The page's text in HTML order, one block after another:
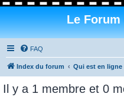
Le Forum
FAQ
Index du forum Qui est en ligne
Il y a 1 membre et 0